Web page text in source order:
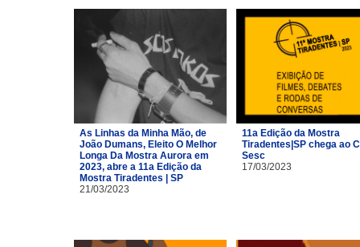
As Linhas da Minha Mão, de
João Dumans, Eleito O Melhor
Longa Da Mostra Aurora em
2023, abre a 11a Edição da
Mostra Tiradentes | SP
21/03/2023
11a Edição da Mostra
Tiradentes|SP chega ao
Sesc
17/03/2023